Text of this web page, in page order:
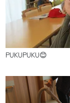
PUKUPUKU😊